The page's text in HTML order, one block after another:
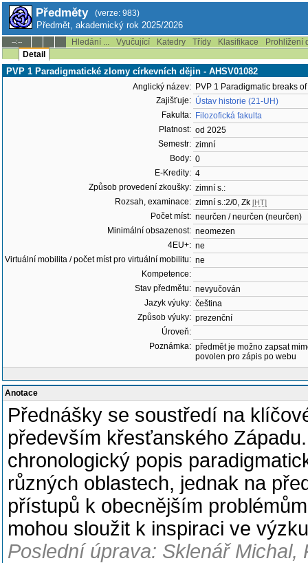
Předměty (verze: 983)
Předmět, akademický rok 2025/2026
--:-- Hledání ... Vyučující Katedry Třídy Klasifikace
Prohlížení
Detail
PVP 1 Paradigmatické zlomy církevních dějin - AHSV01082
Anglický název: PVP 1 Paradigmatic breaks
Zajišťuje: Ústav historie (21-UH)
Fakulta: Filozofická fakulta
Platnost: od 2025
Semestr: zimní
Body: 0
E-Kredity: 4
Způsob provedení zkoušky: zimní s.:
Rozsah, examinace: zimní s.:2/0, Zk [HT]
Počet míst: neurčen / neurčen (neurčen)
Minimální obsazenost: neomezen
4EU+: ne
Virtuální mobilita / počet míst pro virtuální mobilitu: ne
Kompetence:
Stav předmětu: nevyučován
Jazyk výuky: čeština
Způsob výuky: prezenční
Úroveň:
Poznámka: předmět je možno zapsat
povolen pro zápis po webu
Anotace
Přednášky se soustředí na
především křesťanského
chronologický popis
různých oblastech, jednak na
přístupů k obecnějším
mohou sloužit k inspiraci ve
Poslední úprava: Sklenář